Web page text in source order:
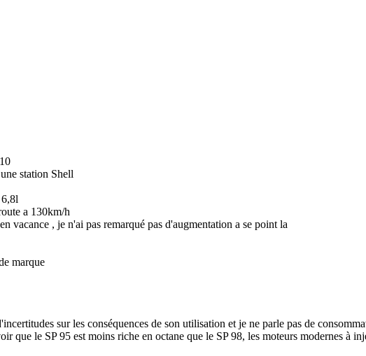
station Shell
a 130km/h
vacance , je n'ai pas remarqué pas d'augmentation a se point la
marque
sur les conséquences de son utilisation et je ne parle pas de
que le SP 95 est moins riche en octane que le SP 98, les moteurs modernes à